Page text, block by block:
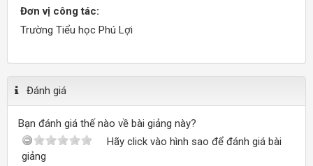
Đơn vị công tác:
Trường Tiểu học Phú Lợi
Đánh giá
Bạn đánh giá thế nào về bài giảng này?
Hãy click vào hình sao để đánh giá bài
giảng